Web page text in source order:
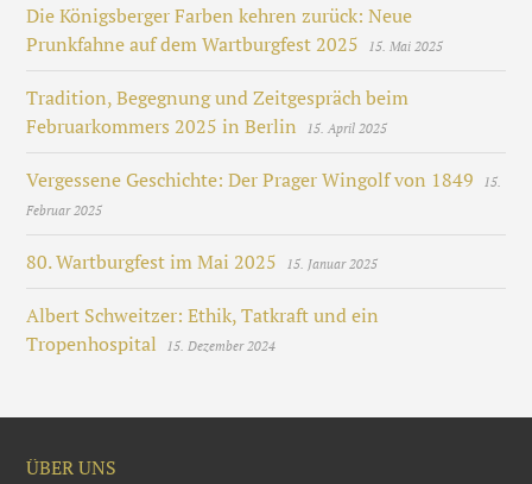
Die Königsberger Farben kehren zurück: Neue
Prunkfahne auf dem Wartburgfest 2025
15. Mai 2025
Tradition, Begegnung und Zeitgespräch beim
Februarkommers 2025 in Berlin
15. April 2025
Vergessene Geschichte: Der Prager Wingolf von 1849
15.
Februar 2025
80. Wartburgfest im Mai 2025 15. Januar 2025
Albert Schweitzer: Ethik, Tatkraft und ein
Tropenhospital
15. Dezember 2024
ÜBER UNS